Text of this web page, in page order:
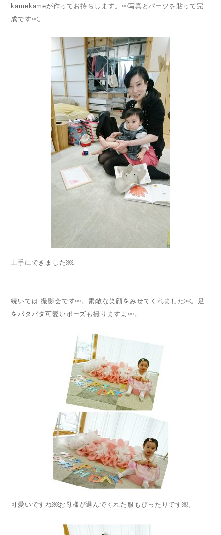
kamekameが作ってお持ちします。￼写真とパーツを貼って完
成です￼。
上手にできました￼。
続いては 撮影会です￼。素敵な笑顔をみせてくれました￼。足
をパタパタ可愛いポーズも撮りますよ￼。
可愛いですね￼お母様が選んでくれた服もぴったりです￼。